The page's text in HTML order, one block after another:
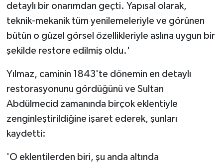
detaylı bir onarımdan geçti. Yapısal olarak,
teknik-mekanik tüm yenilemeleriyle ve görünen
bütün o güzel görsel özellikleriyle aslına uygun bir
şekilde restore edilmiş oldu.'
Yılmaz, caminin 1843'te dönemin en detaylı
restorasyonunu gördüğünü ve Sultan
Abdülmecid zamanında birçok eklentiyle
zenginleştirildiğine işaret ederek, şunları
kaydetti:
'O eklentilerden biri, şu anda altında